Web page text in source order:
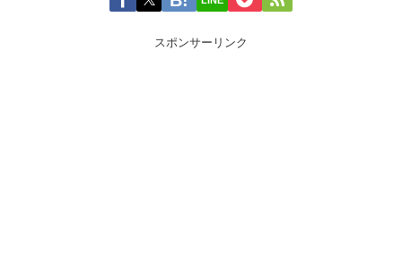
スポンサーリンク